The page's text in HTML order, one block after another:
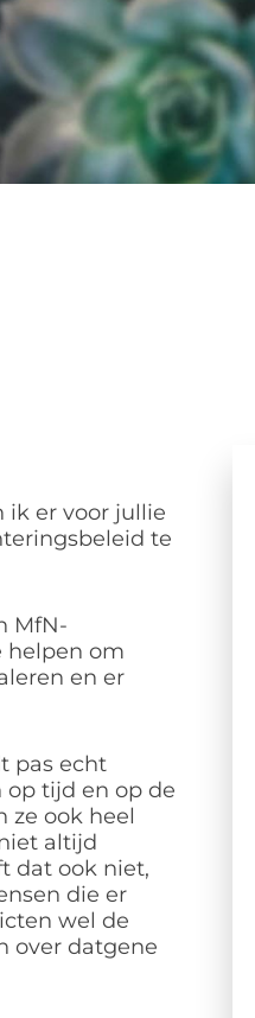
ik er voor jullie
te
MfN-
helpen om
en er
pas echt
op tijd en op de
ze ook heel
altijd
dat ook niet,
die er
wel de
over datgene